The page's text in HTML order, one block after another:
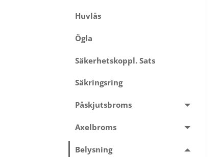
Huvlås
Ögla
Säkerhetskoppl. Sats
Säkringsring
Påskjutsbroms
Axelbroms
Belysning